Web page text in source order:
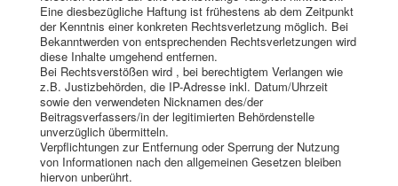
Eine diesbezügliche Haftung ist frühestens ab dem Zeitpunkt
der Kenntnis einer konkreten Rechtsverletzung möglich. Bei
Bekanntwerden von entsprechenden Rechtsverletzungen wird
diese Inhalte umgehend entfernen.
Bei Rechtsverstößen wird , bei berechtigtem Verlangen wie
z.B. Justizbehörden, die IP-Adresse inkl. Datum/Uhrzeit
sowie den verwendeten Nicknamen des/der
Beitragsverfassers/in der legitimierten Behördenstelle
unverzüglich übermitteln.
Verpflichtungen zur Entfernung oder Sperrung der Nutzung
von Informationen nach den allgemeinen Gesetzen bleiben
hiervon unberührt.